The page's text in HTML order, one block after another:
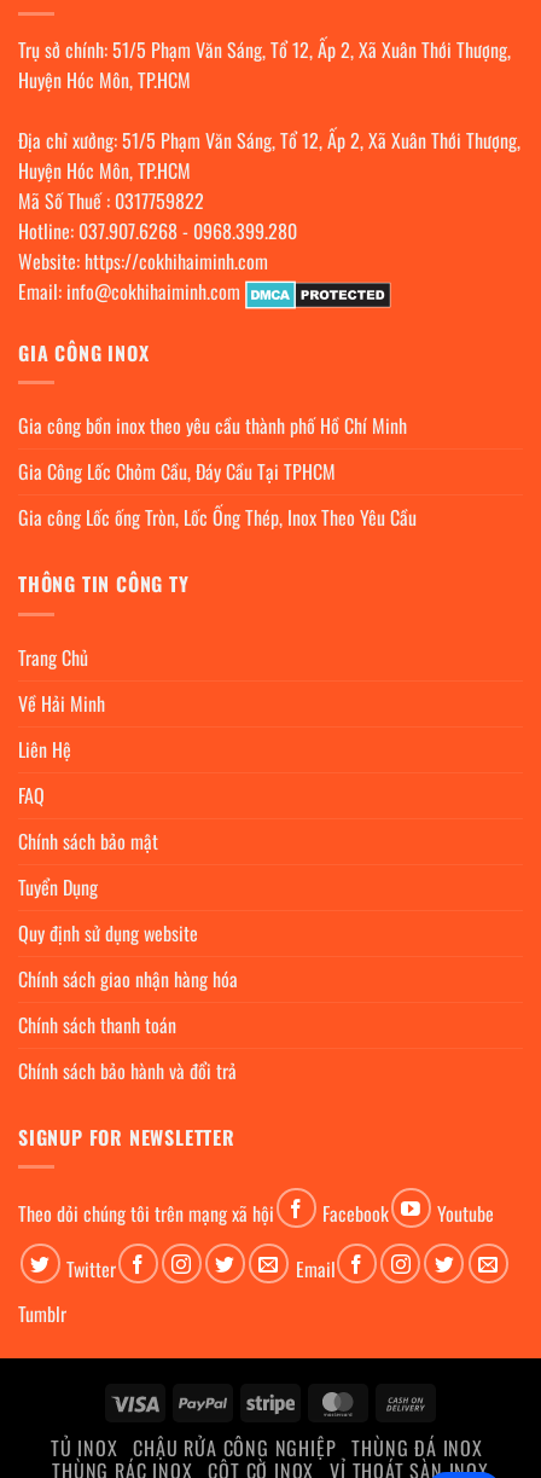
Trụ sở chính: 51/5 Phạm Văn Sáng, Tổ 12, Ấp 2, Xã Xuân Thới Thượng,
Huyện Hóc Môn, TP.HCM
Địa chỉ xưởng: 51/5 Phạm Văn Sáng, Tổ 12, Ấp 2, Xã Xuân Thới Thượng,
Huyện Hóc Môn, TP.HCM
Mã Số Thuế : 0317759822
Hotline: 037.907.6268- 0968.399.280
Website: https://cokhihaiminh.com
Email: info@cokhihaiminh.com
GIA CÔNG INOX
Gia công bồn inox theo yêu cầu thành phố Hồ Chí Minh
Gia Công Lốc Chỏm Cầu, Đáy Cầu Tại TPHCM
Gia công Lốc ống Tròn, Lốc Ống Thép, Inox Theo Yêu Cầu
THÔNG TIN CÔNG TY
Trang Chủ
Về Hải Minh
Liên Hệ
FAQ
Chính sách bảo mật
Tuyển Dụng
Quy định sử dụng website
Chính sách giao nhận hàng hóa
Chính sách thanh toán
Chính sách bảo hành và đổi trả
SIGNUP FOR NEWSLETTER
Theo dỏi chúng tôi trên mạng xã hội Facebook
Youtube
Twitter
Email
Tumblr
Visa PayPal Stripe MasterCard
Delivery
TỦ INOX CHẬU RỬA CÔNG NGHIỆP THÙNG ĐÁ INOX
THÙNG RÁC INOX CỘT CỜ INOX VỈ THOÁT SÀN INOX